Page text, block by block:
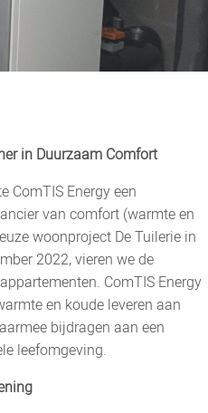
in Duurzaam Comfort
ComTIS Energy een
van comfort (warmte en
woonproject De Tuilerie in
2022, vieren we de
ComTIS Energy
en koude leveren aan
bijdragen aan een
leefomgeving.